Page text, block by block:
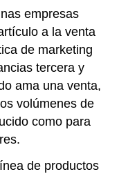
empresas
a la venta
de marketing
tercera y
ama una venta,
volúmenes de
como para
de productos